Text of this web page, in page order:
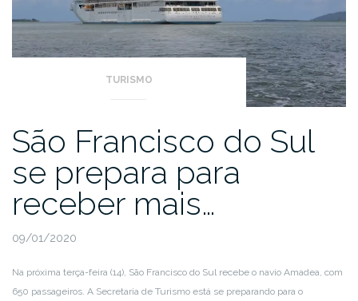
TURISMO
São Francisco do Sul
se prepara para
receber mais…
09/01/2020
Na próxima terça-feira (14), São Francisco do Sul recebe o navio Amadea, com
650 passageiros. A Secretaria de Turismo está se preparando para o